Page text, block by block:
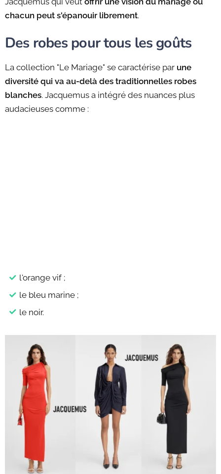
chacun peut s'épanouir librement.
Des robes pour tous les goûts
La collection "Le Mariage" se caractérise par une
diversité qui va au-delà des traditionnelles robes
blanches. Jacquemus a intégré des nuances plus
audacieuses comme :
l'orange vif ;
le bleu marine ;
le noir.